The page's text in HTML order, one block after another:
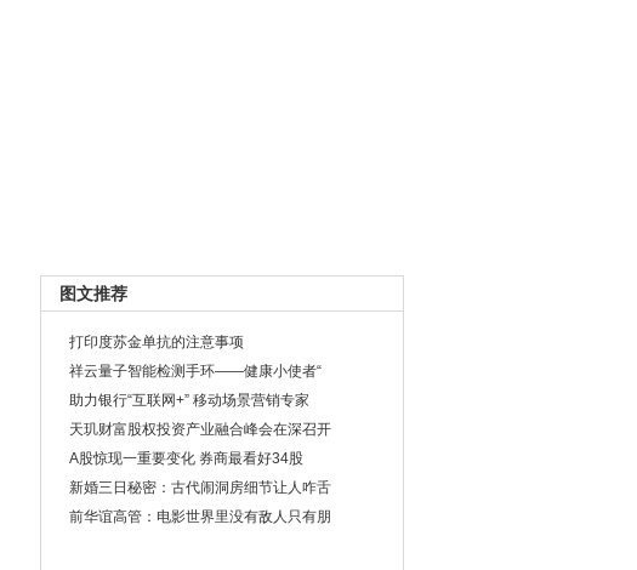
图文推荐
打印度苏金单抗的注意事项
祥云量子智能检测手环——健康小使者“
助力银行“互联网+” 移动场景营销专家
天玑财富股权投资产业融合峰会在深召开
A股惊现一重要变化 券商最看好34股
新婚三日秘密：古代闹洞房细节让人咋舌
前华谊高管：电影世界里没有敌人只有朋